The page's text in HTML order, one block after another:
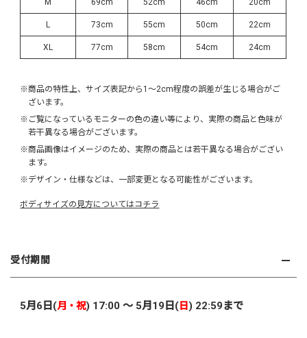
M 69cm 52cm 46cm 20cm
L 73cm 55cm 50cm 22cm
XL 77cm 58cm 54cm 24cm
※商品の特性上、サイズ表記から1～2cm程度の誤差が生じる場合がご
ざいます。
※ご覧になっているモニターの色の違い等により、実際の商品と色味が
若干異なる場合がございます。
※商品画像はイメージのため、実際の商品とは若干異なる場合がござい
ます。
※デザイン・仕様などは、一部変更となる可能性がございます。
ボディサイズの見方についてはコチラ
受付期間
5月6日(月・祝) 17:00 ～ 5月19日( 日) 22:59まで